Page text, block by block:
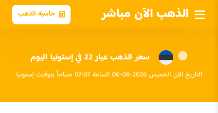
الذهب الآن مباشر حاسبة الذهب
سعر الذهب عيار 22 في إستونيا اليوم
التاريخ الآن الخميس 2026-08-06 الساعة 07:07 صباحاً بتوقيت إستونيا